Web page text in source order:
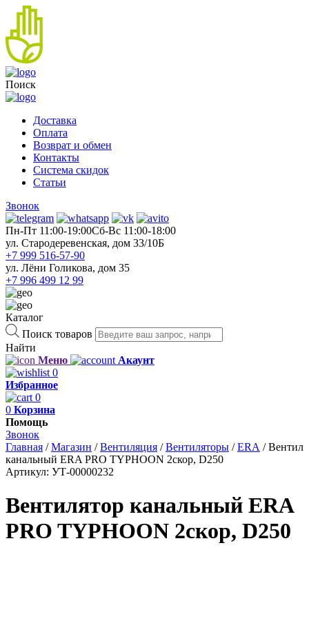
Поиск
Доставка
Оплата
Возврат и обмен
Контакты
Система скидок
Статьи
Звонок
Пн-Пт 11:00-19:00Cб-Вс 11:00-18:00
ул. Стародеревенская, дом 33/10Б
+7 999 516-57-90
ул. Лёни Голикова, дом 35
+7 996 499 12 99
Каталог
Поиск товаров
Найти
Меню
Акаунт
0
Избранное
0
0 Корзина
Помощь
Звонок
Главная /Магазин /Вентиляция /Вентиляторы /ERA /
канальный ERA PRO TYPHOON 2скор, D250
Артикул: УТ-00000232
Вентилятор канальный ERA
PRO TYPHOON 2скор, D250